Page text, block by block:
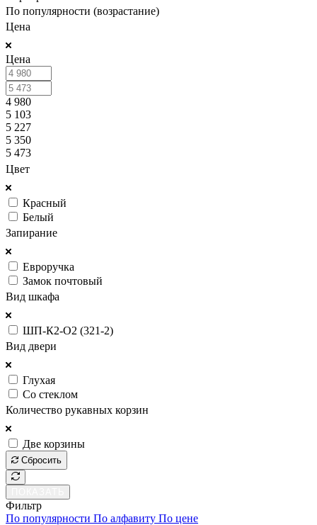
По популярности (возрастание)
Цена
Цена
4 980
5 103
5 227
5 350
5 473
Цвет
Красный
Белый
Запирание
Евроручка
Замок почтовый
Вид шкафа
ШП-К2-О2 (321-2)
Вид двери
Глухая
Со стеклом
Количество рукавных корзин
Две корзины
Сбросить
Фильтр
По популярности По алфавиту По цене